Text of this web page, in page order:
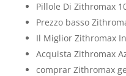
Pillole Di Zithromax
Prezzo basso
Il Miglior Zithromax
Acquista Zithromax
comprar Zithromax